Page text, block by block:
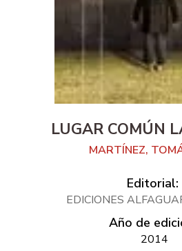
LUGAR COMÚN
MARTÍNEZ,
Editorial:
EDICIONES
Año de
2014